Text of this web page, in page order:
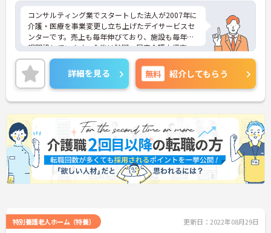
コンサルティング業でスタートした法人が2007年に
介護・医療を事業変更し立ち上げたデイサービスセ
ンターです。売上も毎年伸びており、施設も毎年新
規開設しています。今後は訪問・居宅介護支援事
業・サ高住も展開予定で、企業とともに成長できる
環境が整っております。ご興味を持たれた方は是非
お気軽にお問い合わせ下さい。
詳細を見る 無料 紹介してもらう
特別養護老人ホーム（特養） 更新日：2022年08月29日